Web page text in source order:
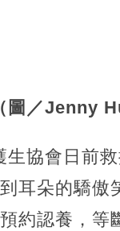
圖／Jenny
協會日前
耳朵的驕傲
約認養，等